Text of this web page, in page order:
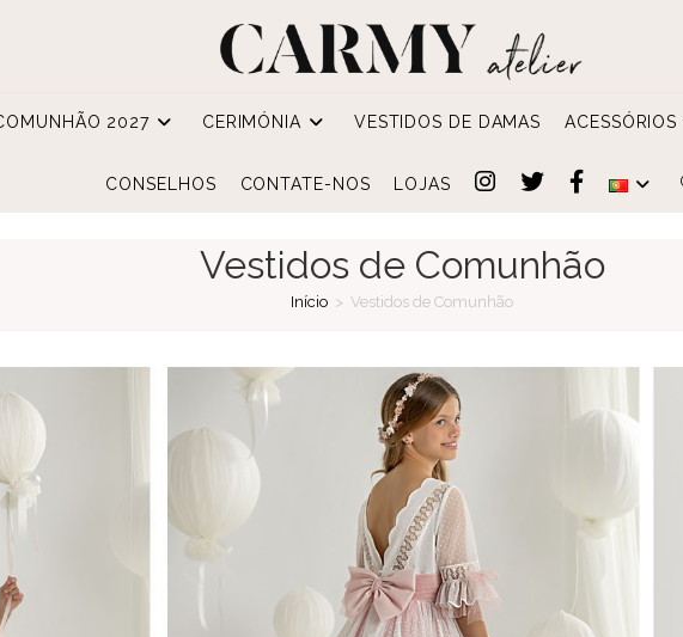
2027 CERIMÓNIA VESTIDOS DE DAMAS ACESSÓRIOS
CONSELHOS CONTATE-NOS LOJAS
Vestidos de Comunhão
Início > Vestidos de Comunhão